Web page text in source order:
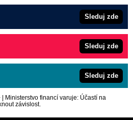
Sleduj zde
Sleduj zde
Sleduj zde
Ministerstvo financí varuje: Účastí na
závislost.